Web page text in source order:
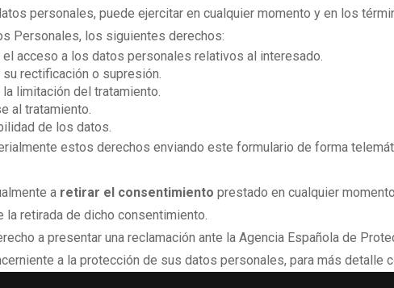
personales, puede ejercitar en cualquier momento y en los
Personales, los siguientes derechos:
acceso a los datos personales relativos al interesado.
rectificación o supresión.
limitación del tratamiento.
al tratamiento.
de los datos.
estos derechos enviando este formulario de forma
a retirar el consentimiento prestado en cualquier
la retirada de dicho consentimiento.
a presentar una reclamación ante la Agencia Española de
a la protección de sus datos personales, para más detalle